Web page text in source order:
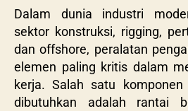
Dalam dunia industri
sektor konstruksi, rigging,
dan offshore, peralatan
elemen paling kritis dalam
kerja. Salah satu
dibutuhkan adalah rantai